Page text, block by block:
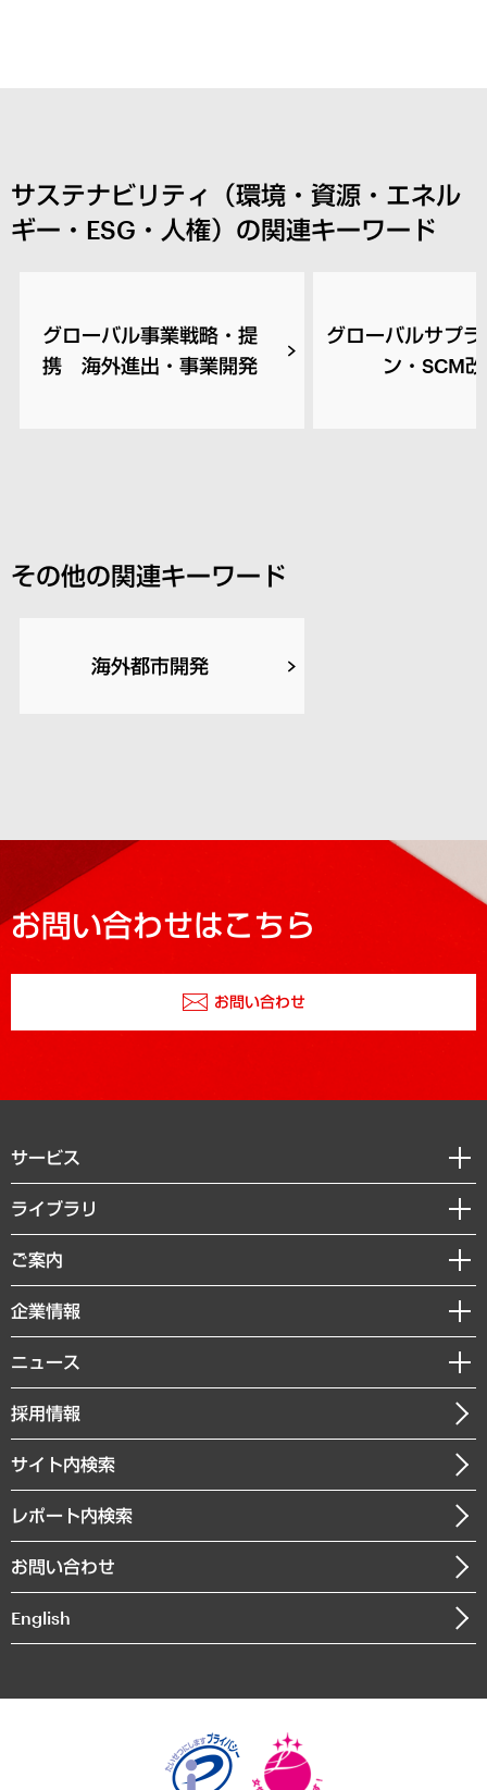
サステナビリティ（環境・資源・エネル
ギー・ESG・人権）の関連キーワード
グローバル事業戦略・提
携 海外進出・事業開発
グローバルサプ
ン・SCM
その他の関連キーワード
海外都市開発
お問い合わせはこちら
お問い合わせ
サービス
経営戦略
組織・人事戦略
デジタルイノベーション
共生・ダイバーシティ
GRC（ガバナンス・リスク・コンプライアンス）・防災（政策）
経済・産業・雇用・労働
まちづくり・観光・交通・スポーツ・スマートシティ
自然資源・農林水産業・食料システム
ライブラリ
経済調査
レポート
コラム
経営用語集
受託・受注実績（官公庁関連）
メディア掲載・出演
ご案内
セミナー・イベント情報
MUFGビジネスセミナー
受託案件情報
企業情報
私たちの想い
社長メッセージ
会社概要
沿革
組織図・本部部室紹介
インドネシア現地法人
個人情報保護方針
ニュース
ニュースリリース
お知らせ
採用情報
サイト内検索
レポート内検索
お問い合わせ
English